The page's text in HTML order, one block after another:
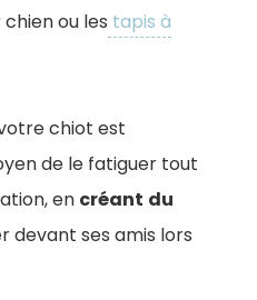
ou les tapis à
chiot est
de le fatiguer tout
en créant du
ses amis lors